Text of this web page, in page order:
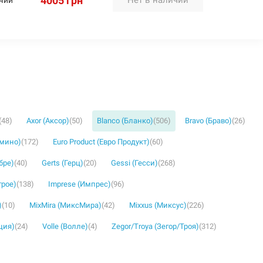
(48) Axor (Аксор)(50) Blanco (Бланко)(506) Bravo (Браво)(26)
(172) Euro Product (Евро Продукт)(60)
(40) Gerts (Герц)(20) Gessi (Гесси)(268)
(138) Imprese (Импрес)(96)
(10) MixMira (МиксМира)(42) Mixxus (Миксус)(226)
(24) Volle (Волле)(4) Zegor/Troya (Зегор/Троя)(312)